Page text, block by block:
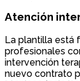
Atención
La plantilla está
profesionales
intervención
nuevo contrato